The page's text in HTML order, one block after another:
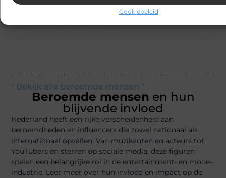
Cookiebeleid
" Bekijk alle beroemde mensen "
Beroemde mensen en hun
blijvende invloed
Nederland heeft een rijke verscheidenheid aan
beroemdheden en influencers die zowel nationaal als
internationaal opvallen. Van muzikanten en acteurs tot
YouTubers en sterren op sociale media, deze figuren
spelen een belangrijke rol in de entertainment- en mode-
industrie. Leer meer over hun invloed en impact op de